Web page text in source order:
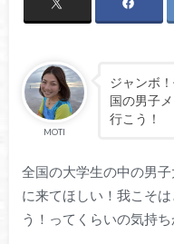
MOTI
ジャンボ
国の男子
行こう！
全国の大学生の中の男
に来てほしい！我こそ
う！ってくらいの気持